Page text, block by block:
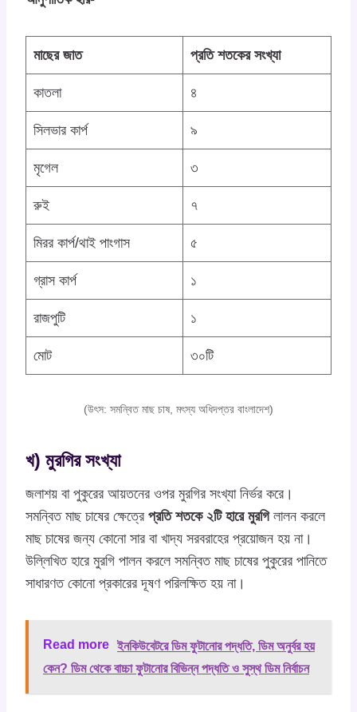
মাছের জাত প্রতি শতকের সংখ্যা
কাতলা ৪
সিলভার কার্প ৯
মৃগেল ৩
রুই ৭
মিরর কার্প/থাই পাংগাস ৫
গ্রাস কার্প ১
রাজপুটি ১
মোট ৩০টি
(উৎস: সমন্বিত মাছ চাষ, মৎস্য অধিদপ্তর বাংলাদেশ)
খ) মুরগির সংখ্যা
জলাশয় বা পুকুরের আয়তনের ওপর মুরগির সংখ্যা নির্ভর করে।
সমন্বিত মাছ চাষের ক্ষেত্রে প্রতি শতকে ২টি হারে মুরগিলালন করলে
মাছ চাষের জন্য কোনো সার বা খাদ্য সরবরাহের প্রয়োজন হয় না।
উল্লিখিত হারে মুরগি পালন করলে সমন্বিত মাছ চাষের পুকুরের পানিতে
সাধারণত কোনো প্রকারের দূষণ পরিলক্ষিত হয় না।
Read more ইনকিউবেটরে ডিম ফুটানোর পদ্ধতি, ডিম অনুর্বর হয়
কেন? ডিম থেকে বাচ্চা ফুটানোর বিভিন্ন পদ্ধতি ও সুস্থ ডিম নির্বাচন